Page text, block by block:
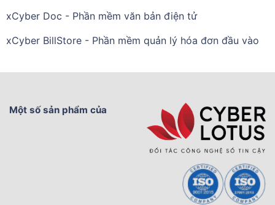
xCyber Doc - Phần mềm văn bản điện tử
xCyber BillStore - Phần mềm quản lý hóa đơn đầu vào
Một số sản phẩm của